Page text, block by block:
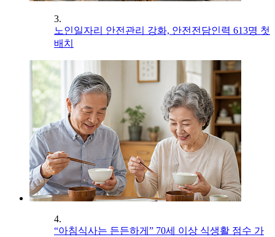
3.
노인일자리 안전관리 강화, 안전전담인력 613명 첫
배치
4.
“아침식사는 든든하게” 70세 이상 식생활 점수 가